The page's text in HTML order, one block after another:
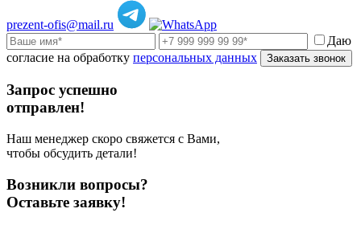
prezent-ofis@mail.ru
Даю
согласие на обработку персональных данных Заказать звонок
Запрос успешно
отправлен!
Наш менеджер скоро свяжется с Вами,
чтобы обсудить детали!
Возникли вопросы?
Оставьте заявку!